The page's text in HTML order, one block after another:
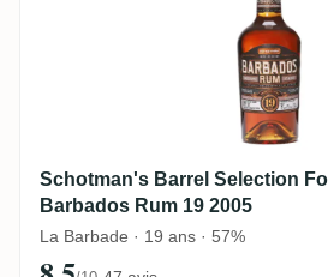
Schotman's Barrel Selection
Barbados Rum 19 2005
La Barbade · 19 ans · 57%